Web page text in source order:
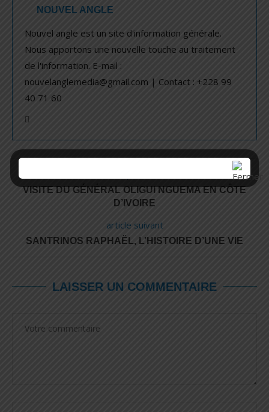
NOUVEL ANGLE
Nouvel angle est un site d'information générale.
Nous apportons une nouvelle touche au traitement
de l'information. E-mail :
nouvelanglemedia@gmail.com | Contact : +228 99
40 71 60
VISITE DU GÉNÉRAL OLIGUI NGUEMA EN CÔTE
D’IVOIRE
article suivant
SANTRINOS RAPHAËL, L’HISTOIRE D’UNE VIE
LAISSER UN COMMENTAIRE